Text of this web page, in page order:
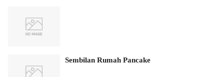
Sembilan Rumah Pancake